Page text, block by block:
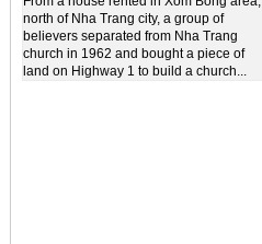
north of Nha Trang city, a group of
believers separated from Nha Trang
church in 1962 and bought a piece of
land on Highway 1 to build a church...